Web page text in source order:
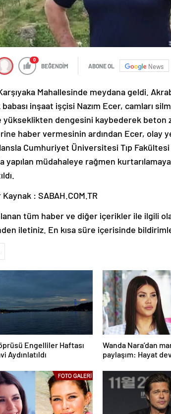
0
BEĞENDİM ABONE OL News
Mahallesinde meydana geldi.
inşaat işçisi Nazım Ecer, camları
dengesini kaybederek beton
haber vermesinin ardından Ecer, olay
Cumhuriyet Üniversitesi Tıp Fakültesi
yapılan müdahaleye rağmen
: SABAH.COM.TR
tüm haber ve diğer içerikler ile ilgili
iletiniz. En kısa süre içerisinde
Engelliler Haftası
Aydınlatıldı
Wanda Nara’dan
paylaşım: Hayat